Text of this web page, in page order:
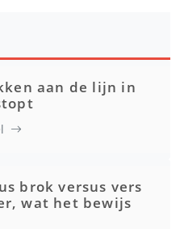
aan de lijn in
brok versus vers
wat het bewijs